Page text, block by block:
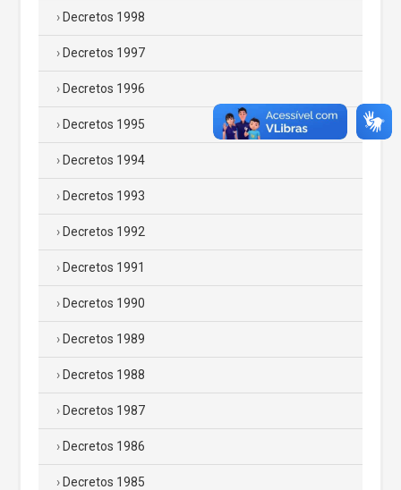
Decretos 1998
Decretos 1997
Decretos 1996
Decretos 1995
Decretos 1994
Decretos 1993
Decretos 1992
Decretos 1991
Decretos 1990
Decretos 1989
Decretos 1988
Decretos 1987
Decretos 1986
Decretos 1985